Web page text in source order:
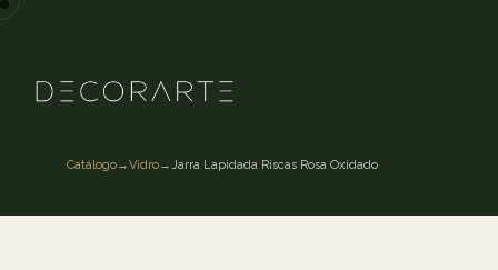
Catálogo→Vidro→Jarra Lapidada Riscas Rosa Oxidado